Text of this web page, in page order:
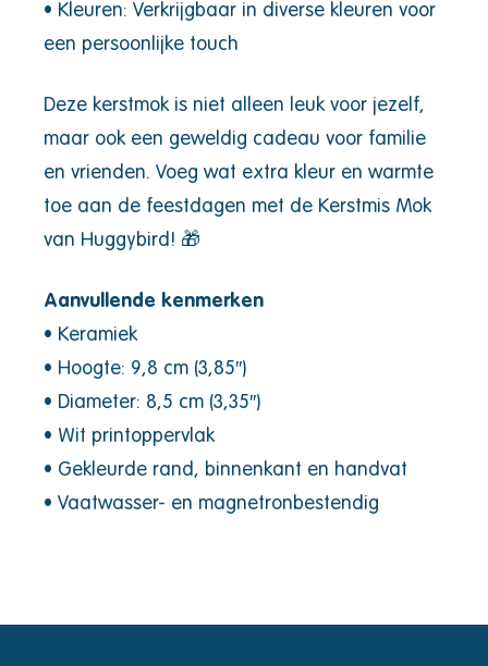
• Kleuren: Verkrijgbaar in diverse kleuren voor
een persoonlijke touch
Deze kerstmok is niet alleen leuk voor jezelf,
maar ook een geweldig cadeau voor familie
en vrienden. Voeg wat extra kleur en warmte
toe aan de feestdagen met de Kerstmis Mok
van Huggybird! 🎁
Aanvullende kenmerken
• Keramiek
• Hoogte: 9,8 cm (3,85″)
• Diameter: 8,5 cm (3,35″)
• Wit printoppervlak
• Gekleurde rand, binnenkant en handvat
• Vaatwasser- en magnetronbestendig